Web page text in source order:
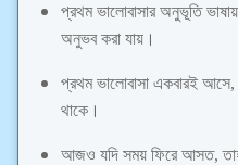
প্রথম ভালোবাসার অনুভূতি
অনুভব করা যায়।
প্রথম ভালোবাসা একবারই আসে,
থাকে।
আজও যদি সময় ফিরে আসত,